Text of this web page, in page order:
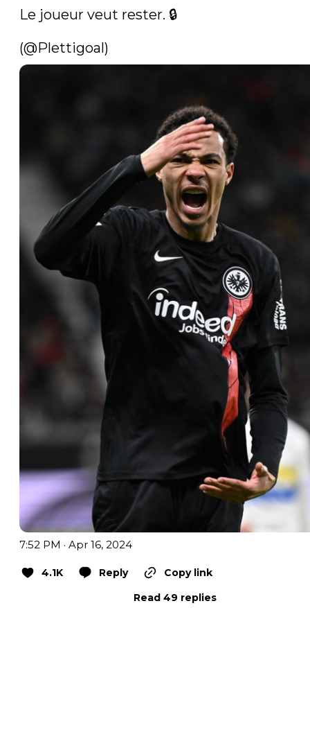
Le joueur veut rester. 🔒
(@Plettigoal)
7:52 PM · Apr 16, 2024
4.1K Reply
Copy link
Read 49 replies